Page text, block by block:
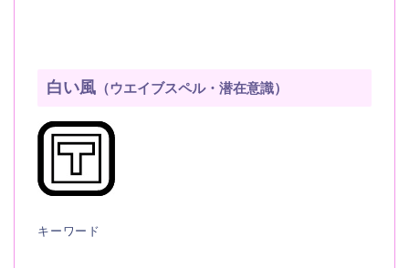
白い風 （ウエイブスペル・潜在意識）
キーワード